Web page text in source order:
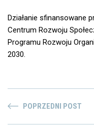
Działanie sfinansowane
Centrum Rozwoju
Programu Rozwoju
2030.
POPRZEDNI POST